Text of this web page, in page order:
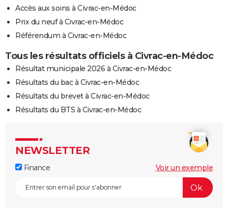
Accès aux soins à Civrac-en-Médoc
Prix du neuf à Civrac-en-Médoc
Référendum à Civrac-en-Médoc
Tous les résultats officiels à Civrac-en-Médoc
Résultat municipale 2026 à Civrac-en-Médoc
Résultats du bac à Civrac-en-Médoc
Résultats du brevet à Civrac-en-Médoc
Résultats du BTS à Civrac-en-Médoc
NEWSLETTER
Finance Voir un exemple